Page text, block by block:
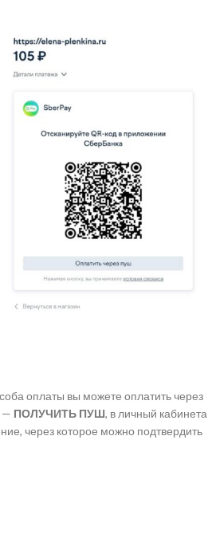
оплаты вы можете оплатить через
— ПОЛУЧИТЬ ПУШ, в личный кабинета
через которое можно подтвердить